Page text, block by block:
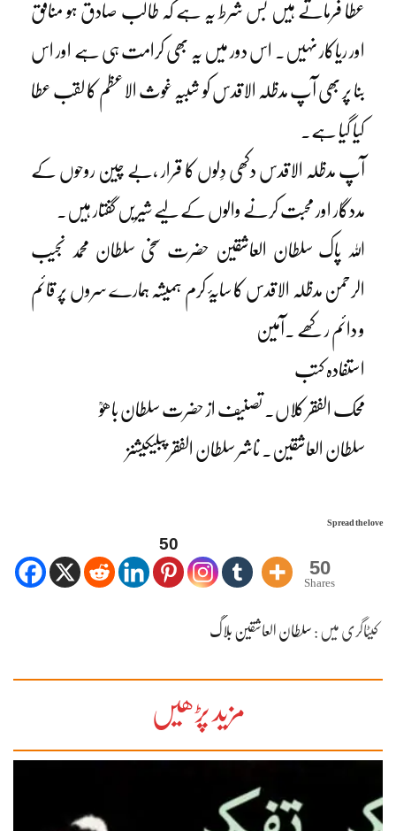
عطا فرماتے ہیں بس شرط یہ ہے کہ طالب صادق ہو منافق
اور ریاکار نہیں۔ اس دور میں یہ بھی کرامت ہی ہے اور اس
بنا پر بھی آپ مدظلہ الاقدس کو شبیہ غوث الاعظم کا لقب عطا
کیا گیا ہے۔
آپ مدظلہ الاقدس دکھی دِلوں کا قرار ،بے چین روحوں کے
مددگار اور محبت کرنے والوں کے لیے شیریں گفتار ہیں۔
اللہ پاک سلطان العاشقین حضرت سخی سلطان محمد نجیب
الرحمن مدظلہ الاقدس کا سایۂ کرم ہمیشہ ہمارے سروں پر قائم
و دائم رکھے ۔آمین
استفادہ کتب
محک الفقر کلاں۔ تصنیف از حضرت سلطان باھوؒ
سلطان العاشقین۔ ناشر سلطان الفقر پبلیکیشنز
Spread the love
50
50
Shares
کیٹاگری میں : سلطان العاشقین بلاگ
مزید پڑھیں